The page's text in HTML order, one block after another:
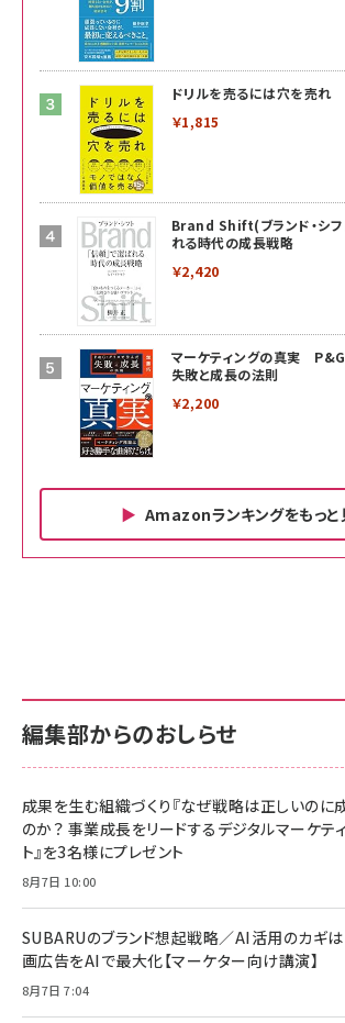
ドリルを売るには穴を売れ
￥1,815
Brand Shift(ブランド・シフ
れる時代の成長戦略
￥2,420
マーケティングの真実 P&G
失敗と成長の法則
￥2,200
Amazonランキングをもっと
￥880
anan(アンアン)2026/06/24
スペシャルエディション[王道エ
￥1,100
anan(アンアン)2026/07/08号
￥880
ママ投資家が育休中に１億貯め
サポート正規品 メーカー保証5
NIMASO ガラスフィルム
すい ガイド枠付き いPhone17
2枚セット DSP25F1698
￥1,599
￥6,980
全ワイヤレスイヤホン/アクティ
サポート正規品 メーカー保証5
Amazon eギフトカード -
￥5,000
Anker PowerLine III Flow
Pro/Air 各種対応 (1.8m ミッド
￥1,890
編集部からのおしらせ
成果を生む組織づくり『なぜ戦略は正しいのに
のか？ 事業成長をリードするデジタルマーケテ
ト』を3名様にプレゼント
8月7日 10:00
SUBARUのブランド想起戦略／AI活用のカギは「
画広告をAIで最大化【マーケター向け講演】
8月7日 7:04